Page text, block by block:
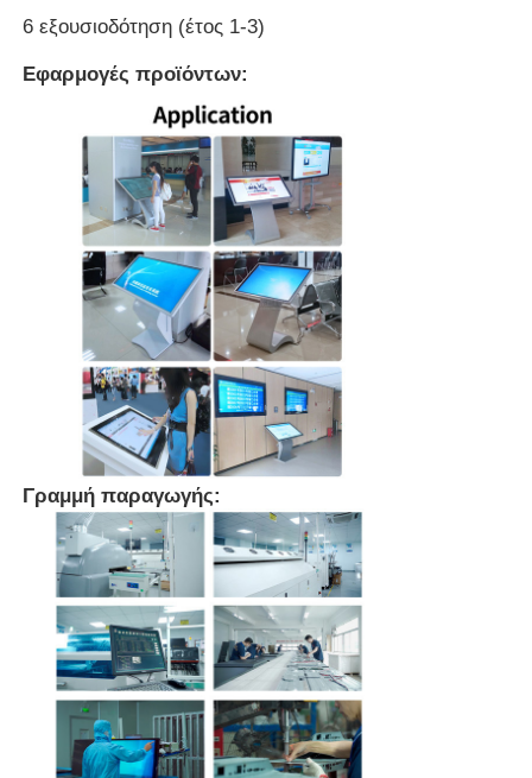
6 εξουσιοδότηση (έτος 1-3)
Εφαρμογές προϊόντων:
Γραμμή παραγωγής: